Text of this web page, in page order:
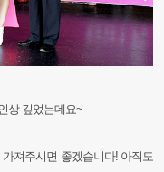
상 깊었는데요~
져주시면 좋겠습니다! 아직도